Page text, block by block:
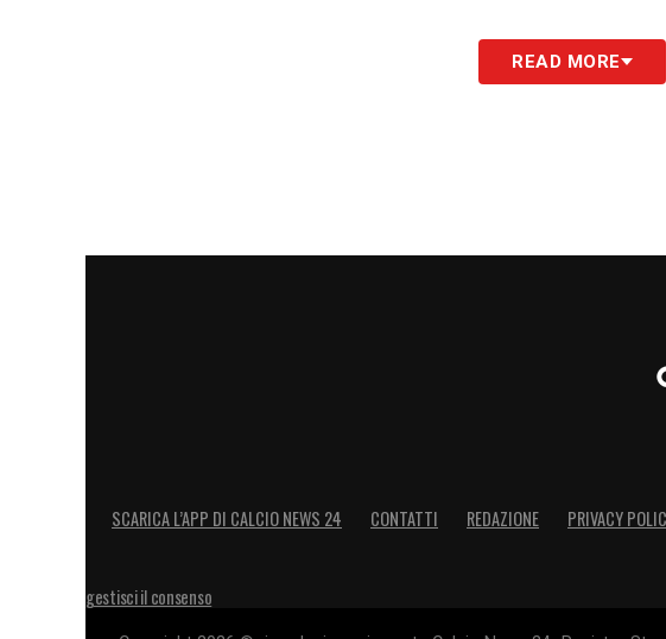
– Si aggiunge anche un
READ MORE
SCARICA L’APP DI CALCIO NEWS 24 CONTATTI REDAZIONE PRIVACY
gestisci il consenso